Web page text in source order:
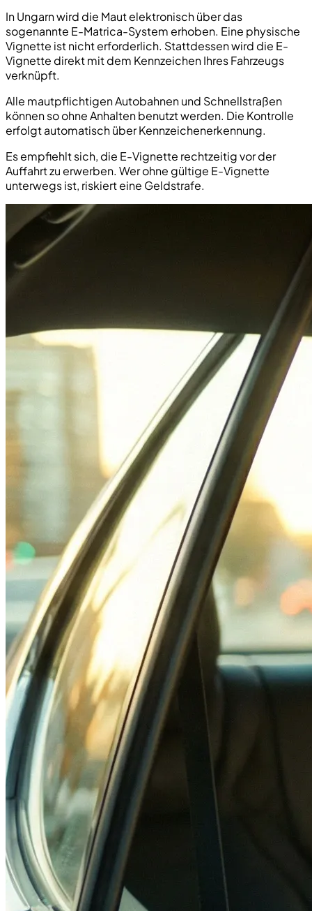
In Ungarn wird die Maut elektronisch über das
sogenannte E-Matrica-System erhoben. Eine physische
Vignette ist nicht erforderlich. Stattdessen wird die E-
Vignette direkt mit dem Kennzeichen Ihres Fahrzeugs
verknüpft.
Alle mautpflichtigen Autobahnen und Schnellstraßen
können so ohne Anhalten benutzt werden. Die Kontrolle
erfolgt automatisch über Kennzeichenerkennung.
Es empfiehlt sich, die E-Vignette rechtzeitig vor der
Auffahrt zu erwerben. Wer ohne gültige E-Vignette
unterwegs ist, riskiert eine Geldstrafe.